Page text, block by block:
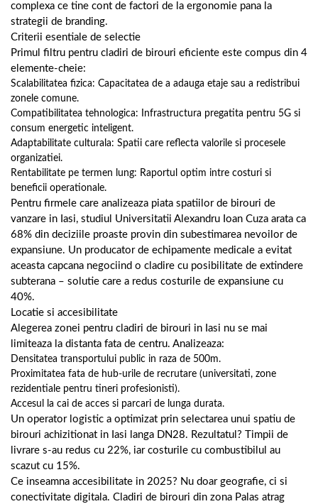
complexa ce tine cont de factori de la ergonomie pana la
strategii de branding.
Criterii esentiale de selectie
Primul filtru pentru cladiri de birouri eficiente este compus din 4
elemente-cheie:
Scalabilitatea fizica: Capacitatea de a adauga etaje sau a redistribui
zonele comune.
Compatibilitatea tehnologica: Infrastructura pregatita pentru 5G si
consum energetic inteligent.
Adaptabilitate culturala: Spatii care reflecta valorile si procesele
organizatiei.
Rentabilitate pe termen lung: Raportul optim intre costuri si
beneficii operationale.
Pentru firmele care analizeaza piata spatiilor de birouri de
vanzare in Iasi, studiul Universitatii Alexandru Ioan Cuza arata ca
68% din deciziile proaste provin din subestimarea nevoilor de
expansiune. Un producator de echipamente medicale a evitat
aceasta capcana negociind o cladire cu posibilitate de extindere
subterana – solutie care a redus costurile de expansiune cu
40%.
Locatie si accesibilitate
Alegerea zonei pentru cladiri de birouri in Iasi nu se mai
limiteaza la distanta fata de centru. Analizeaza:
Densitatea transportului public in raza de 500m.
Proximitatea fata de hub-urile de recrutare (universitati, zone
rezidentiale pentru tineri profesionisti).
Accesul la cai de acces si parcari de lunga durata.
Un operator logistic a optimizat prin selectarea unui spatiu de
birouri achizitionat in Iasi langa DN28. Rezultatul? Timpii de
livrare s-au redus cu 22%, iar costurile cu combustibilul au
scazut cu 15%.
Ce inseamna accesibilitate in 2025? Nu doar geografie, ci si
conectivitate digitala. Cladiri de birouri din zona Palas atrag